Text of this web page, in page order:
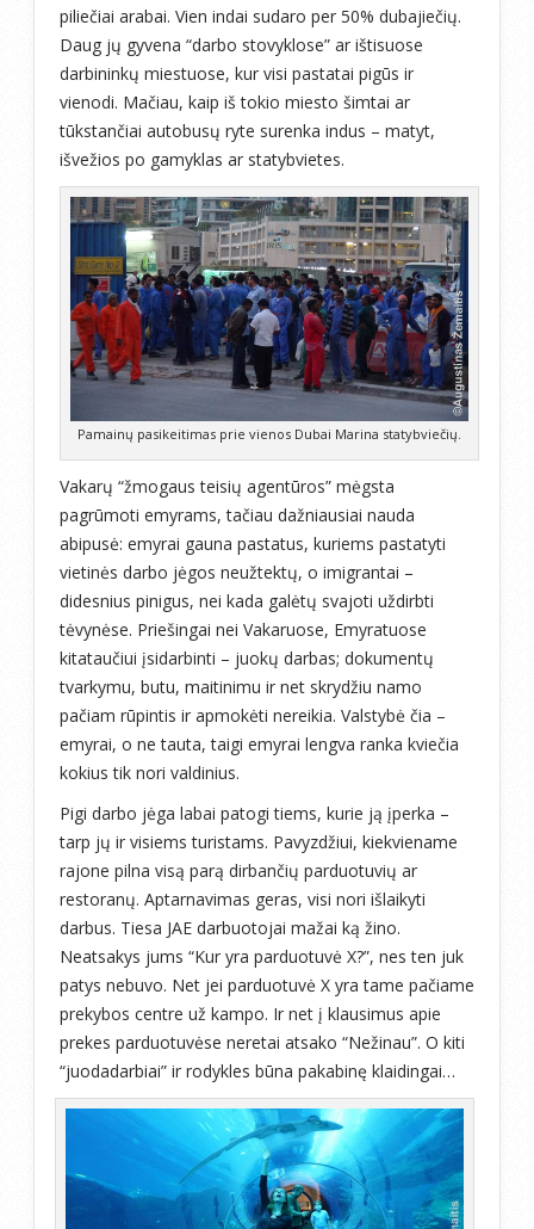
piliečiai arabai. Vien indai sudaro per 50% dubajiečių.
Daug jų gyvena “darbo stovyklose” ar ištisuose
darbininkų miestuose, kur visi pastatai pigūs ir
vienodi. Mačiau, kaip iš tokio miesto šimtai ar
tūkstančiai autobusų ryte surenka indus – matyt,
išvežios po gamyklas ar statybvietes.
Pamainų pasikeitimas prie vienos Dubai Marina statybviečių.
Vakarų “žmogaus teisių agentūros” mėgsta
pagrūmoti emyrams, tačiau dažniausiai nauda
abipusė: emyrai gauna pastatus, kuriems pastatyti
vietinės darbo jėgos neužtektų, o imigrantai –
didesnius pinigus, nei kada galėtų svajoti uždirbti
tėvynėse. Priešingai nei Vakaruose, Emyratuose
kitataučiui įsidarbinti – juokų darbas; dokumentų
tvarkymu, butu, maitinimu ir net skrydžiu namo
pačiam rūpintis ir apmokėti nereikia. Valstybė čia –
emyrai, o ne tauta, taigi emyrai lengva ranka kviečia
kokius tik nori valdinius.
Pigi darbo jėga labai patogi tiems, kurie ją įperka –
tarp jų ir visiems turistams. Pavyzdžiui, kiekviename
rajone pilna visą parą dirbančių parduotuvių ar
restoranų. Aptarnavimas geras, visi nori išlaikyti
darbus. Tiesa JAE darbuotojai mažai ką žino.
Neatsakys jums “Kur yra parduotuvė X?”, nes ten juk
patys nebuvo. Net jei parduotuvė X yra tame pačiame
prekybos centre už kampo. Ir net į klausimus apie
prekes parduotuvėse neretai atsako “Nežinau”. O kiti
“juodadarbiai” ir rodykles būna pakabinę klaidingai…